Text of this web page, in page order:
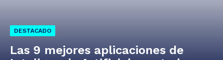
DESTACADO
Las 9 mejores aplicaciones de